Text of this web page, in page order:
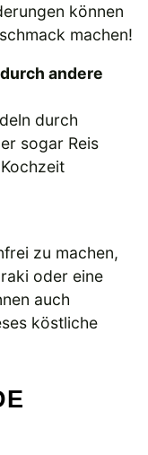
können
machen!
andere
durch
sogar Reis
zu machen,
oder eine
auch
köstliche